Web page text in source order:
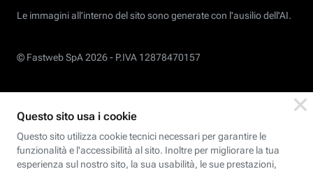
Le immagini all’interno del sito sono generate con l'ausilio dell'AI.
© Fastweb SpA 2026 - P.IVA 12878470157